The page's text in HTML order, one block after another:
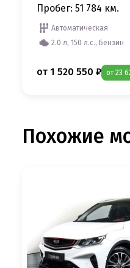
Пробег: 51 784 км.
Автоматическая
2.0 л, 150 л.с., Бензин
от 1 520 550 ₽ от 23
Похожие